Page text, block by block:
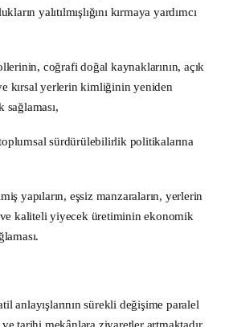
yalıtılmışlığını kırmaya yardımcı
coğrafi doğal kaynaklarının, açık
kırsal yerlerin kimliğinin yeniden
sağlaması,
sürdürülebilirlik politikalarına
yapıların, eşsiz manzaraların, yerlerin
ve kaliteli yiyecek üretiminin ekonomik
anlayışlarının sürekli değişime paralel